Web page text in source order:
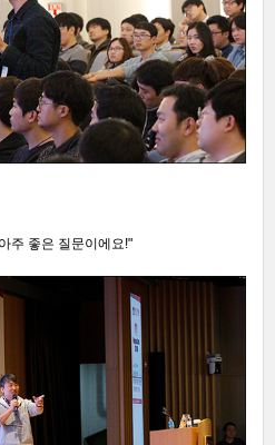
주 좋은 질문이에요!"